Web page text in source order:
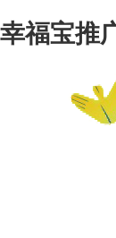
幸福宝推